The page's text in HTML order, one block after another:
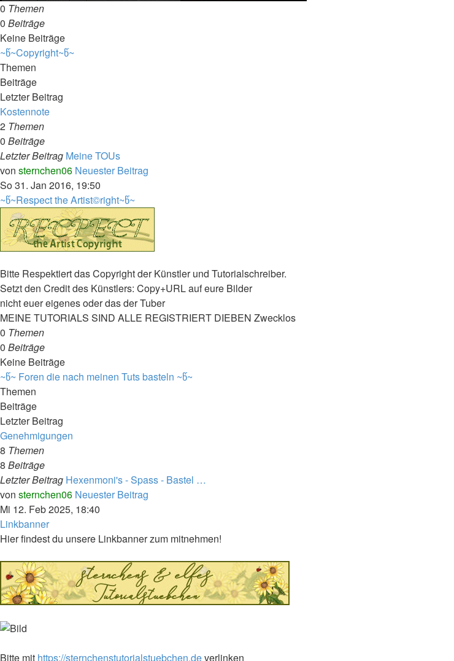
0 Themen
0 Beiträge
Keine Beiträge
~წ~Copyright~წ~
Themen
Beiträge
Letzter Beitrag
Kostennote
2 Themen
0 Beiträge
Letzter Beitrag Meine TOUs
von sternchen06 Neuester Beitrag
So 31. Jan 2016, 19:50
~წ~Respect the Artist©right~წ~
Bitte Respektiert das Copyright der Künstler und Tutorialschreiber.
Setzt den Credit des Künstlers: Copy+URL auf eure Bilder
nicht euer eigenes oder das der Tuber
MEINE TUTORIALS SIND ALLE REGISTRIERT DIEBEN Zwecklos
0 Themen
0 Beiträge
Keine Beiträge
~წ~ Foren die nach meinen Tuts basteln ~წ~
Themen
Beiträge
Letzter Beitrag
Genehmigungen
8 Themen
8 Beiträge
Letzter Beitrag Hexenmoni's - Spass - Bastel …
von sternchen06 Neuester Beitrag
Mi 12. Feb 2025, 18:40
Linkbanner
Hier findest du unsere Linkbanner zum mitnehmen!
Bitte mit https://sternchenstutorialstuebchen.deverlinken